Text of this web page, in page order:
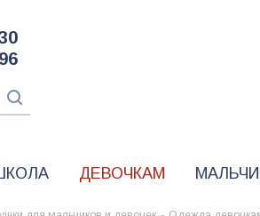
ДЕВОЧКАМ